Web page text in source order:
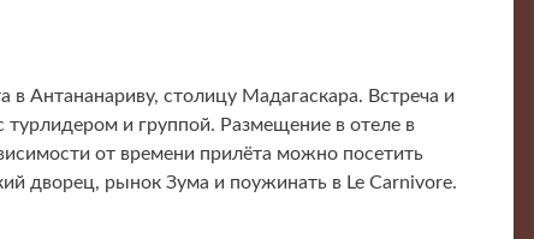
в Антананариву, столицу Мадагаскара. Встреча и
турлидером и группой. Размещение в отеле в
от времени прилёта можно посетить
дворец, рынок Зума и поужинать в Le Carnivore.